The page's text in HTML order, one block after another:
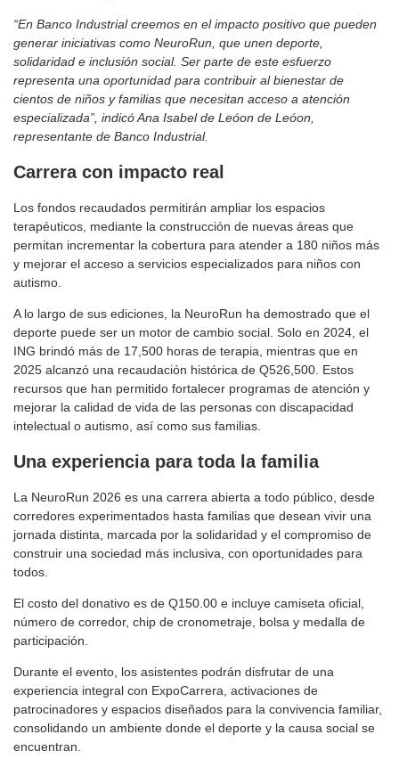
“En Banco Industrial creemos en el impacto positivo que pueden
generar iniciativas como NeuroRun, que unen deporte,
solidaridad e inclusión social. Ser parte de este esfuerzo
representa una oportunidad para contribuir al bienestar de
cientos de niños y familias que necesitan acceso a atención
especializada”, indicó Ana Isabel de Leóon de Leóon,
representante de Banco Industrial.
Carrera con impacto real
Los fondos recaudados permitirán ampliar los espacios
terapéuticos, mediante la construcción de nuevas áreas que
permitan incrementar la cobertura para atender a 180 niños más
y mejorar el acceso a servicios especializados para niños con
autismo.
A lo largo de sus ediciones, la NeuroRun ha demostrado que el
deporte puede ser un motor de cambio social. Solo en 2024, el
ING brindó más de 17,500 horas de terapia, mientras que en
2025 alcanzó una recaudación histórica de Q526,500. Estos
recursos que han permitido fortalecer programas de atención y
mejorar la calidad de vida de las personas con discapacidad
intelectual o autismo, así como sus familias.
Una experiencia para toda la familia
La NeuroRun 2026 es una carrera abierta a todo público, desde
corredores experimentados hasta familias que desean vivir una
jornada distinta, marcada por la solidaridad y el compromiso de
construir una sociedad más inclusiva, con oportunidades para
todos.
El costo del donativo es de Q150.00 e incluye camiseta oficial,
número de corredor, chip de cronometraje, bolsa y medalla de
participación.
Durante el evento, los asistentes podrán disfrutar de una
experiencia integral con ExpoCarrera, activaciones de
patrocinadores y espacios diseñados para la convivencia familiar,
consolidando un ambiente donde el deporte y la causa social se
encuentran.